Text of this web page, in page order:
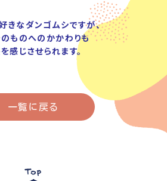
きなダンゴムシですが、
のものへのかかわりも
感じさせられます。
一覧に戻る